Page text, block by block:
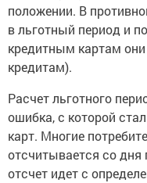
положении. В
в льготный период и
кредитным картам
кредитам).
Расчет льготного
ошибка, с которой
карт. Многие
отсчитывается со дня
отсчет идет с